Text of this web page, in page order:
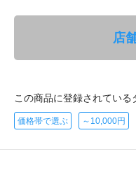
店
この商品に登録されている
価格帯で選ぶ ～10,000円